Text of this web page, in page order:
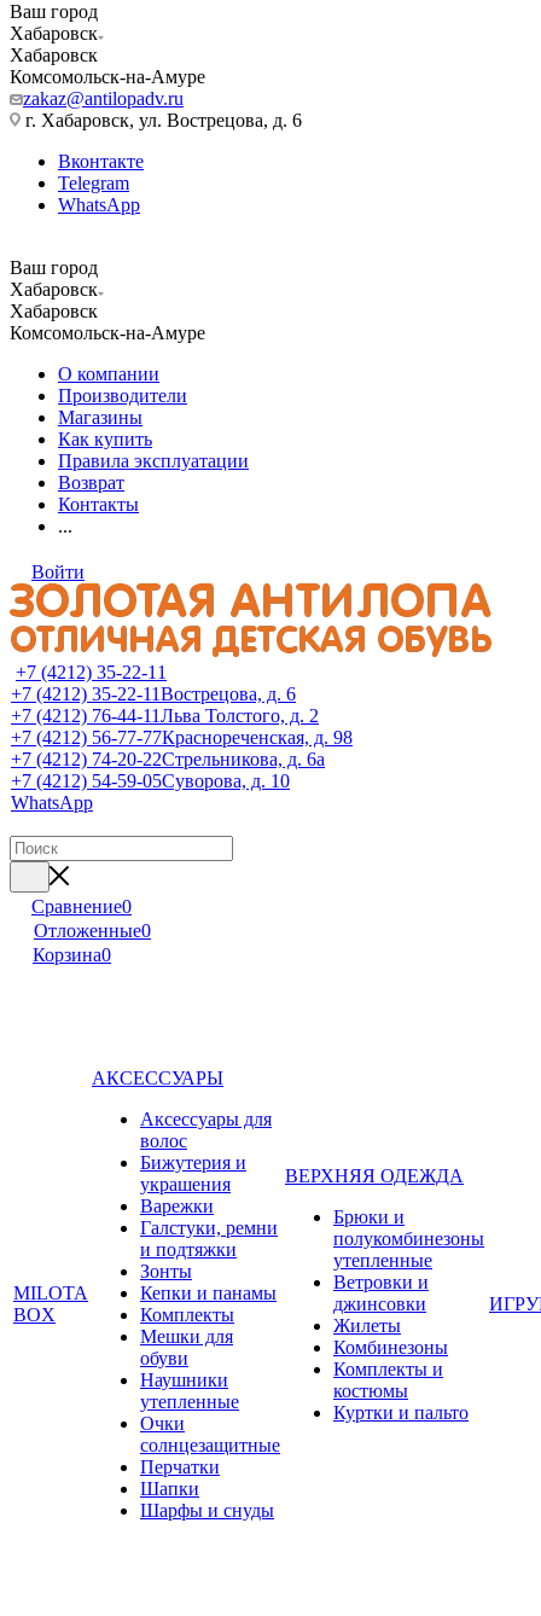
Ваш город
Хабаровск
Хабаровск
Комсомольск-на-Амуре
zakaz@antilopadv.ru
г. Хабаровск, ул. Вострецова, д. 6
Вконтакте
Telegram
WhatsApp
Ваш город
Хабаровск
Хабаровск
Комсомольск-на-Амуре
О компании
Производители
Магазины
Как купить
Правила эксплуатации
Возврат
Контакты
...
Войти
+7 (4212) 35-22-11
+7 (4212) 35-22-11Вострецова, д. 6
+7 (4212) 76-44-11Льва Толстого, д. 2
+7 (4212) 56-77-77Краснореченская, д. 98
+7 (4212) 74-20-22Стрельникова, д. 6а
+7 (4212) 54-59-05Суворова, д. 10
WhatsApp
Сравнение0
Отложенные0
Корзина0
MILOTA
BOX
АКСЕССУАРЫ
Аксессуары для
волос
Бижутерия и
украшения
Варежки
Галстуки, ремни
и подтяжки
Зонты
Кепки и панамы
Комплекты
Мешки для
обуви
Наушники
утепленные
Очки
солнцезащитные
Перчатки
Шапки
Шарфы и снуды
ВЕРХНЯЯ ОДЕЖДА
Брюки и
полукомбинезоны
утепленные
Ветровки и
джинсовки
Жилеты
Комбинезоны
Комплекты и
костюмы
Куртки и пальто